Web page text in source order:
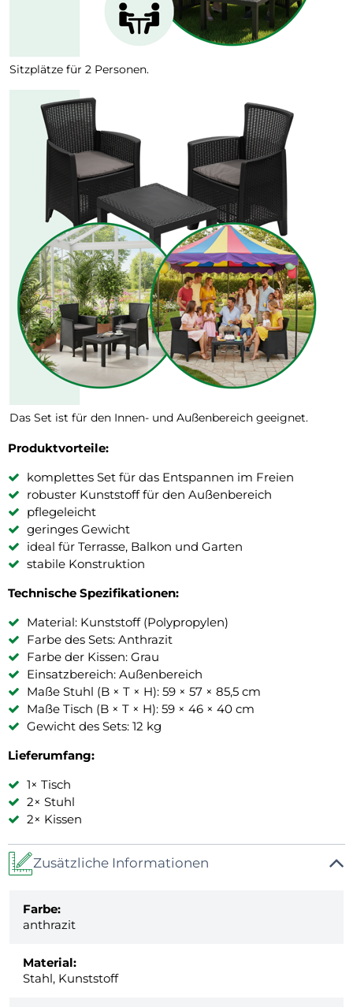
Sitzplätze für 2 Personen.
Das Set ist für den Innen- und Außenbereich geeignet.
Produktvorteile:
komplettes Set für das Entspannen im Freien
robuster Kunststoff für den Außenbereich
pflegeleicht
geringes Gewicht
ideal für Terrasse, Balkon und Garten
stabile Konstruktion
Technische Spezifikationen:
Material: Kunststoff (Polypropylen)
Farbe des Sets: Anthrazit
Farbe der Kissen: Grau
Einsatzbereich: Außenbereich
Maße Stuhl (B × T × H): 59 × 57 × 85,5 cm
Maße Tisch (B × T × H): 59 × 46 × 40 cm
Gewicht des Sets: 12 kg
Lieferumfang:
1× Tisch
2× Stuhl
2× Kissen
Zusätzliche Informationen
Farbe:
anthrazit
Material:
Stahl, Kunststoff